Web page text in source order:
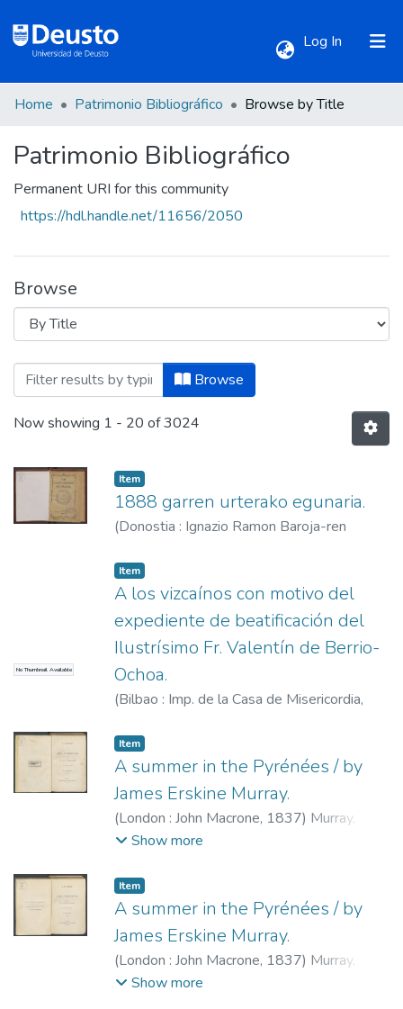
Log In (current)
Home Patrimonio Bibliográfico Browse by Title
Patrimonio Bibliográfico
Permanent URI for this community
https://hdl.handle.net/11656/2050
Browse
Browsing Patrimonio Bibliográfico by
Browse
Now showing 1 - 20 of 3024
Item
1888 garren urterako egunaria.
(Donostia : Ignazio Ramon Baroja-ren
No Thumbnail Available
Item
A los vizcaínos con motivo del
expediente de beatificación del
Ilustrísimo Fr. Valentín de Berrio-
Ochoa.
(Bilbao : Imp. de la Casa de Misericordia,
Item
A summer in the Pyrénées / by
James Erskine Murray.
(London : John Macrone, 1837) Murray,
James Erskine, 1810-1840.
Show more
Item
A summer in the Pyrénées / by
James Erskine Murray.
(London : John Macrone, 1837) Murray,
James Erskine, 1810-1840.
Show more